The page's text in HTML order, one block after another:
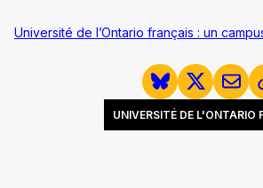
Université de l’Ontario français : un
UNIVERSITÉ DE L'ONTARIO